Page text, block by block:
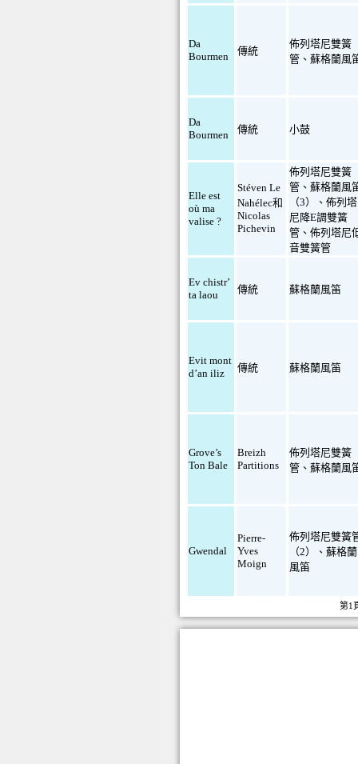
Da
Bourmen
傳統
佈列塔尼雙簧
管 、蘇格蘭風
Da
Bourmen
傳統 小鼓
Elle est
où ma
valise ?
Stéven Le
Nahélec和
Nicolas
Pichevin
佈列塔尼雙簧
管 、蘇格蘭風
（3）
、佈列塔
尼降E調雙簧
管 、佈列塔尼
音雙簧管
Ev chistr’
ta laou
傳統 蘇格蘭風笛
Evit mont
d’an iliz
傳統 蘇格蘭風笛
Grove’s
Ton Bale
Breizh
Partitions
佈列塔尼雙簧
管 、蘇格蘭風
Gwendal
Pierre-
Yves
Moign
佈列塔尼雙簧
（2）
、蘇格蘭
風笛
第1